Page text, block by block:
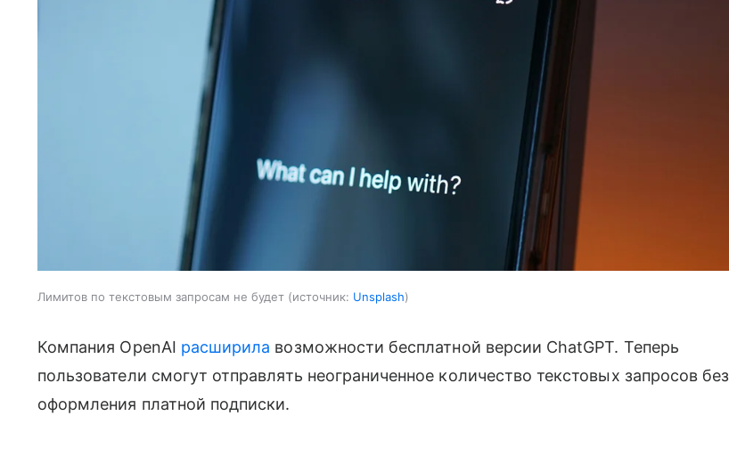
Лимитов по текстовым запросам не будет источник: Unsplash
Компания OpenAI расширила возможности бесплатной версии ChatGPT. Теперь
пользователи смогут отправлять неограниченное количество текстовых запросов без
оформления платной подписки.